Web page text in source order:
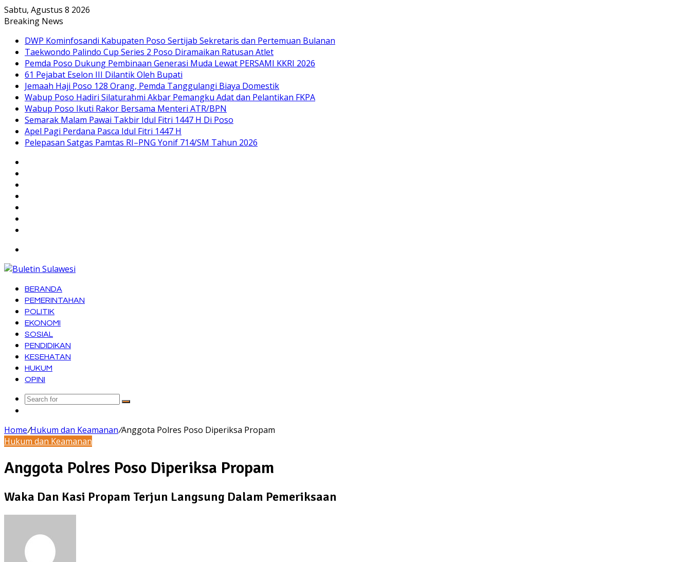
Sabtu, Agustus 8 2026
Breaking News
DWP Kominfosandi Kabupaten Poso Sertijab Sekretaris dan Pertemuan Bulanan
Taekwondo Palindo Cup Series 2 Poso Diramaikan Ratusan Atlet
Pemda Poso Dukung Pembinaan Generasi Muda Lewat PERSAMI KKRI 2026
61 Pejabat Eselon III Dilantik Oleh Bupati
Jemaah Haji Poso 128 Orang, Pemda Tanggulangi Biaya Domestik
Wabup Poso Hadiri Silaturahmi Akbar Pemangku Adat dan Pelantikan FKPA
Wabup Poso Ikuti Rakor Bersama Menteri ATR/BPN
Semarak Malam Pawai Takbir Idul Fitri 1447 H Di Poso
Apel Pagi Perdana Pasca Idul Fitri 1447 H
Pelepasan Satgas Pamtas RI–PNG Yonif 714/SM Tahun 2026
BERANDA
PEMERINTAHAN
POLITIK
EKONOMI
SOSIAL
PENDIDIKAN
KESEHATAN
HUKUM
OPINI
Search
Home/Hukum dan Keamanan/Anggota Polres Poso Diperiksa Propam
Hukum dan Keamanan
Anggota Polres Poso Diperiksa Propam
Waka Dan Kasi Propam Terjun Langsung Dalam Pemeriksaan